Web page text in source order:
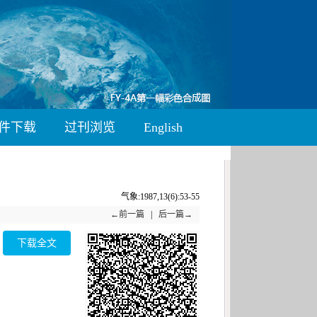
下载 过刊浏览 English
气象:1987,13(6):53-55
←前一篇 后一篇→
下载全文